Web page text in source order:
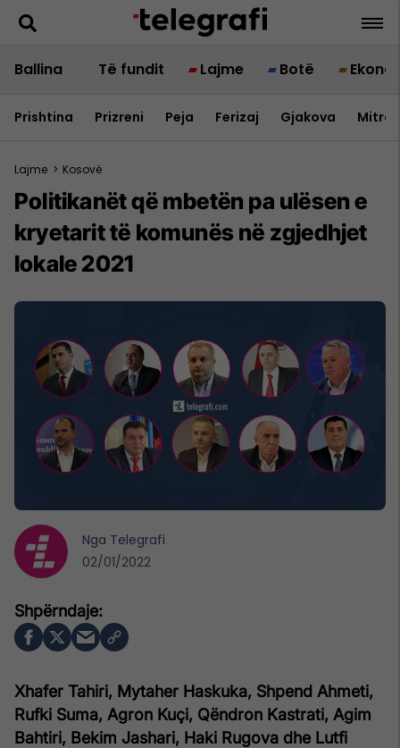
Ballina Të fundit Lajme Botë
Prishtina Prizreni Peja Ferizaj Gjakova
Lajme > Kosovë
Politikanët që mbetën pa ulësen e
kryetarit të komunës në zgjedhjet
lokale 2021
Xhafer Tahiri, Mytaher Haskuka, Shpend Ahmeti,
Rufki Suma, Agron Kuçi, Qëndron Kastrati, Agim
Bahtiri, Bekim Jashari, Haki Rugova dhe Lutfi
Nga Telegrafi
02/01/2022